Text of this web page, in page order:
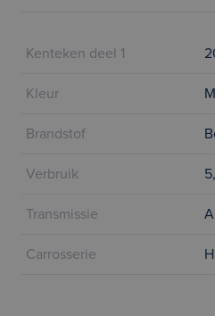
Kenteken deel 1
Kleur
Brandstof
Verbruik
Transmissie
Carrosserie